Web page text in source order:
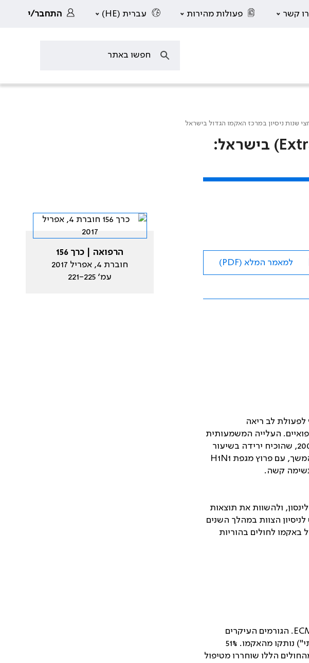
קשר פעולות מהירות עברית (HE) התחבר/י
אקמו (Extracorporeal Membrane Oxygenation – ECMO) בישראל:
למאמר המלא (PDF)
לפעולת לב ריאה
העלייה המשמעותית
בשנת 2009, שהוכיח ירידה בשיעור
עם פרוץ מגפת H1N1
ולהשוות את תוצאות
הצוות במהלך השנים
באקמו לחולים בהוריות
. הגורמים העיקרים
. 60% מהחולים שפיתחו כשל בנשימה ("נשימתי") נותקו מהאקמו. 51%
מהמכשור ו-58% מהחולים הללו שוחררו מטיפול
הרפואה | כרך 156
חוברת 4, אפריל 2017
עמ׳ 221-225